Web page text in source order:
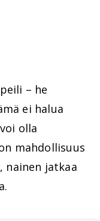
– he
ei halua
olla
mahdollisuus
nainen jatkaa